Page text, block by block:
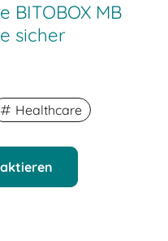
BITOBOX MB
sicher
Healthcare